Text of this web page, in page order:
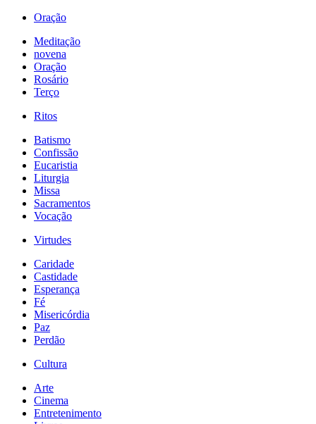
Oração
Meditação
novena
Oração
Rosário
Terço
Ritos
Batismo
Confissão
Eucaristia
Liturgia
Missa
Sacramentos
Vocação
Virtudes
Caridade
Castidade
Esperança
Fé
Misericórdia
Paz
Perdão
Cultura
Arte
Cinema
Entretenimento